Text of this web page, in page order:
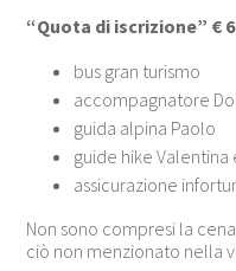
“Quota di iscrizione” €
bus gran turismo
accompagnatore
guida alpina Paolo
guide hike Valentina
assicurazione
Non sono compresi la
ciò non menzionato nella